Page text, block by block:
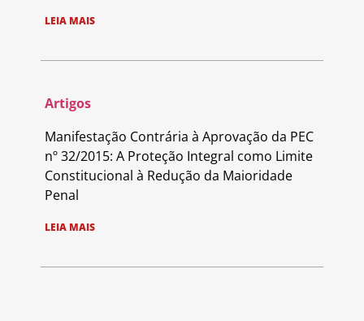
LEIA MAIS
Artigos
Manifestação Contrária à Aprovação da PEC
nº 32/2015: A Proteção Integral como Limite
Constitucional à Redução da Maioridade
Penal
LEIA MAIS